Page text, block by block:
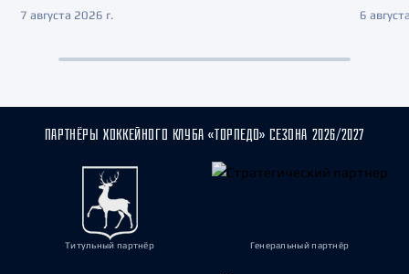
7 августа 2026 г. 6
ПАРТНЁРЫ ХОККЕЙНОГО КЛУБА «ТОРПЕДО» СЕЗОНА 2026/2027
Титульный партнёр Генеральный партнёр